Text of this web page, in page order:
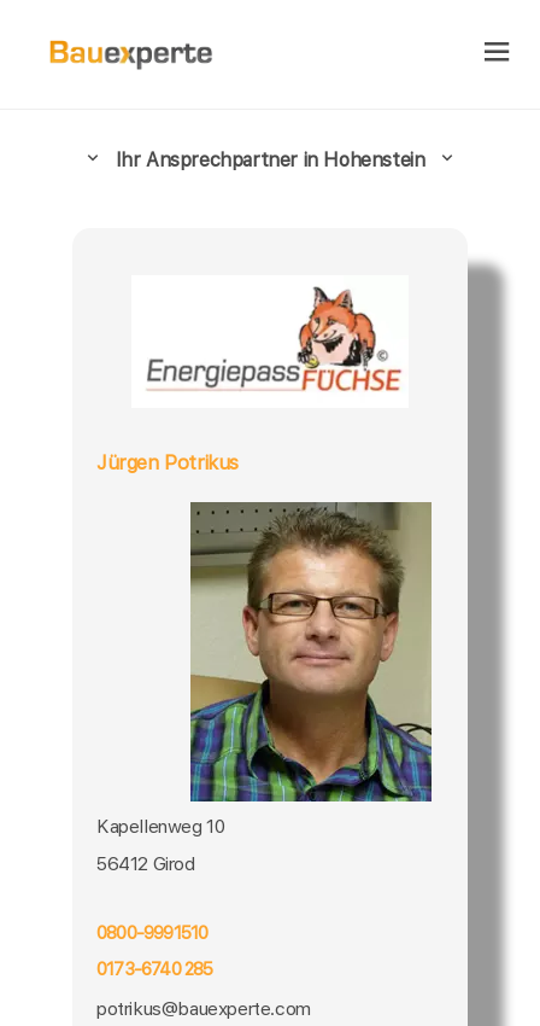
Ihr Ansprechpartner in Hohenstein
Jürgen Potrikus
Kapellenweg 10
56412 Girod
0800-9991510
0173-6740 285
potrikus@bauexperte.com